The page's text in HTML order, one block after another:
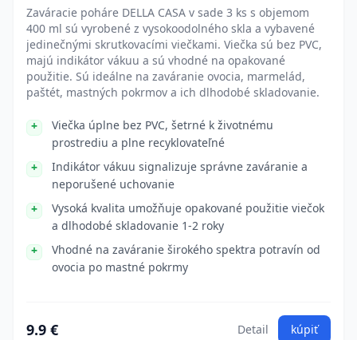
Zaváracie poháre DELLA CASA v sade 3 ks s objemom
400 ml sú vyrobené z vysokoodolného skla a vybavené
jedinečnými skrutkovacími viečkami. Viečka sú bez PVC,
majú indikátor vákuu a sú vhodné na opakované
použitie. Sú ideálne na zaváranie ovocia, marmelád,
paštét, mastných pokrmov a ich dlhodobé skladovanie.
Viečka úplne bez PVC, šetrné k životnému
prostrediu a plne recyklovateľné
Indikátor vákuu signalizuje správne zaváranie a
neporušené uchovanie
Vysoká kvalita umožňuje opakované použitie viečok
a dlhodobé skladovanie 1-2 roky
Vhodné na zaváranie širokého spektra potravín od
ovocia po mastné pokrmy
9.9 € Detail kúpiť